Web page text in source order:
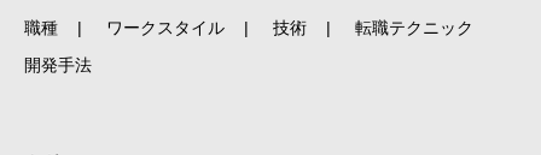
職種
ワークスタイル 技術
転職テクニック
開発手法